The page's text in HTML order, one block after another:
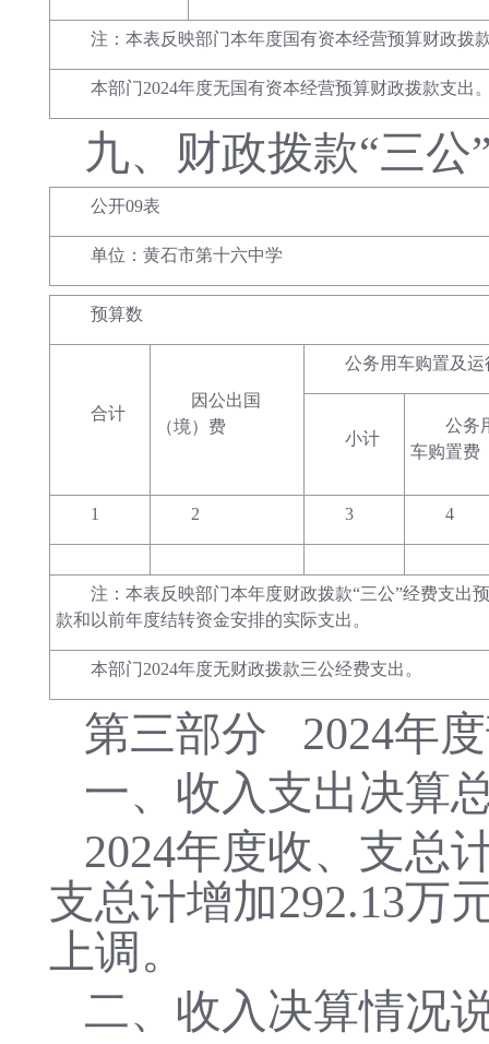
注：本表反映部门本年度国有资本经营预算财政拨
本部门2024年度无国有资本经营预算财政拨款支出
九、 财政拨款“三公
公开09表
单位：黄石市第十六中学
预算数
合计
因公出国
（境）费
公务用车购置及运
小计
公务
车购置费
1 2 3 4
注：本表反映部门本年度财政拨款“三公”经费支出
款和以前年度结转资金安排的实际支出。
本部门2024年度无财政拨款三公经费支出。
第三部分
2024年
一、收入支出决算
2024年度收、支总
支总计增加292.13万
上调 。
二、收入决算情况